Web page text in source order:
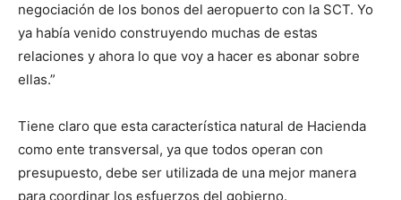
negociación de los bonos del aeropuerto con la SCT. Yo
ya había venido construyendo muchas de estas
relaciones y ahora lo que voy a hacer es abonar sobre
ellas.”
Tiene claro que esta característica natural de Hacienda
como ente transversal, ya que todos operan con
presupuesto, debe ser utilizada de una mejor manera
para coordinar los esfuerzos del gobierno.